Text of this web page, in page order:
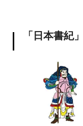
「日本書紀